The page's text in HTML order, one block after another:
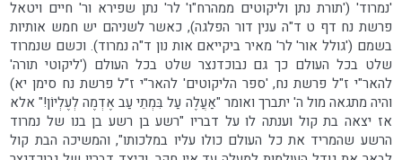
'נמרוד' ('תורת נתן וליקוטים ממהרח"ו' לר' נתן שפירא ור' חיים ויטאל
פרשת נח דף ט ד"ה ענין דור הפלגה), כאשר לשניהם יש חמש אותיות
בשמם ('גולל אור' לר' מאיר ביקייאם אות נון ד"ה נמרוד). וכשם שנמרוד
שלט בכל העולם כך גם נבוכדנצר שלט בכל העולם ('ליקוטי תורה'
להאר"י ז"ל פרשת נח, 'ספר הליקוטים' להאר"י ז"ל פרשת נח סימן יא)
והיה מתגאה מול ה' יתברך ואומר "אַעֲלֶה עַל בִּמְתֵי עַב אֶדְמֶה לְעֶלְיוֹן!" אלא
אז יצאה בת קול וענתה לו על דבריו "רשע בן רשע בן בנו של נמרוד
הרשע שהמריד את כל העולם כולו עליו במלכותו", והמשיכה הבת קול